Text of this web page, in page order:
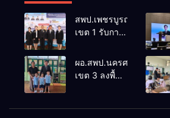
สพป.เพชรบูรณ์
เขต 1 รับการ
ประเมินผล
เชิงประจักษ์
ต้นแบบ”
ผอ.สพป.นครศรีธรรมราช
เขต 3 ลงพื้นที่